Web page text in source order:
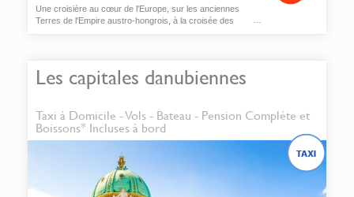
Une croisière au cœur de l'Europe, sur les anciennes
Terres de l'Empire austro-hongrois, à la croisée des
Les capitales danubiennes
Taxi à Domicile - Vols - Bateau - Pension Compléte et
Boissons* Incluses à bord